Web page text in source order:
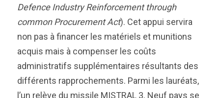
Defence Industry Reinforcement through
common Procurement Act). Cet appui servira
non pas à financer les matériels et munitions
acquis mais à compenser les coûts
administratifs supplémentaires résultants des
différents rapprochements. Parmi les lauréats,
l’un relève du missile MISTRAL 3. Neuf pays se